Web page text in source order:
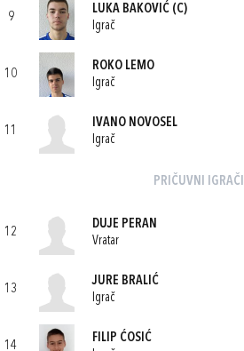
9
LUKA BAKOVIĆ (C)
Igrač
10
ROKO LEMO
Igrač
11
IVANO NOVOSEL
Igrač
PRIČUVNI IGRAČI
12
DUJE PERAN
Vratar
13
JURE BRALIĆ
Igrač
14
FILIP ĆOSIĆ